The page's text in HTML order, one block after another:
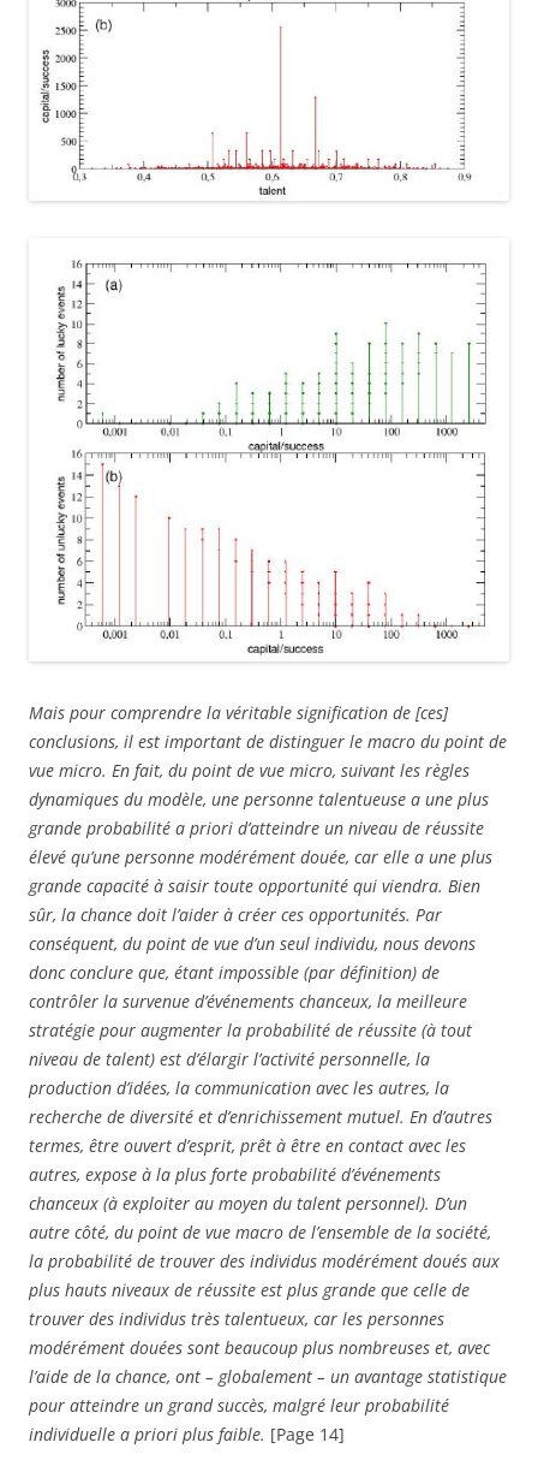
Mais pour comprendre la véritable signification de [ces]
conclusions, il est important de distinguer le macro du point de
vue micro. En fait, du point de vue micro, suivant les règles
dynamiques du modèle, une personne talentueuse a une plus
grande probabilité a priori d’atteindre un niveau de réussite
élevé qu’une personne modérément douée, car elle a une plus
grande capacité à saisir toute opportunité qui viendra. Bien
sûr, la chance doit l’aider à créer ces opportunités. Par
conséquent, du point de vue d’un seul individu, nous devons
donc conclure que, étant impossible (par définition) de
contrôler la survenue d’événements chanceux, la meilleure
stratégie pour augmenter la probabilité de réussite (à tout
niveau de talent) est d’élargir l’activité personnelle, la
production d’idées, la communication avec les autres, la
recherche de diversité et d’enrichissement mutuel. En d’autres
termes, être ouvert d’esprit, prêt à être en contact avec les
autres, expose à la plus forte probabilité d’événements
chanceux (à exploiter au moyen du talent personnel). D’un
autre côté, du point de vue macro de l’ensemble de la société,
la probabilité de trouver des individus modérément doués aux
plus hauts niveaux de réussite est plus grande que celle de
trouver des individus très talentueux, car les personnes
modérément douées sont beaucoup plus nombreuses et, avec
l’aide de la chance, ont – globalement – un avantage statistique
pour atteindre un grand succès, malgré leur probabilité
individuelle a priori plus faible. [Page 14]